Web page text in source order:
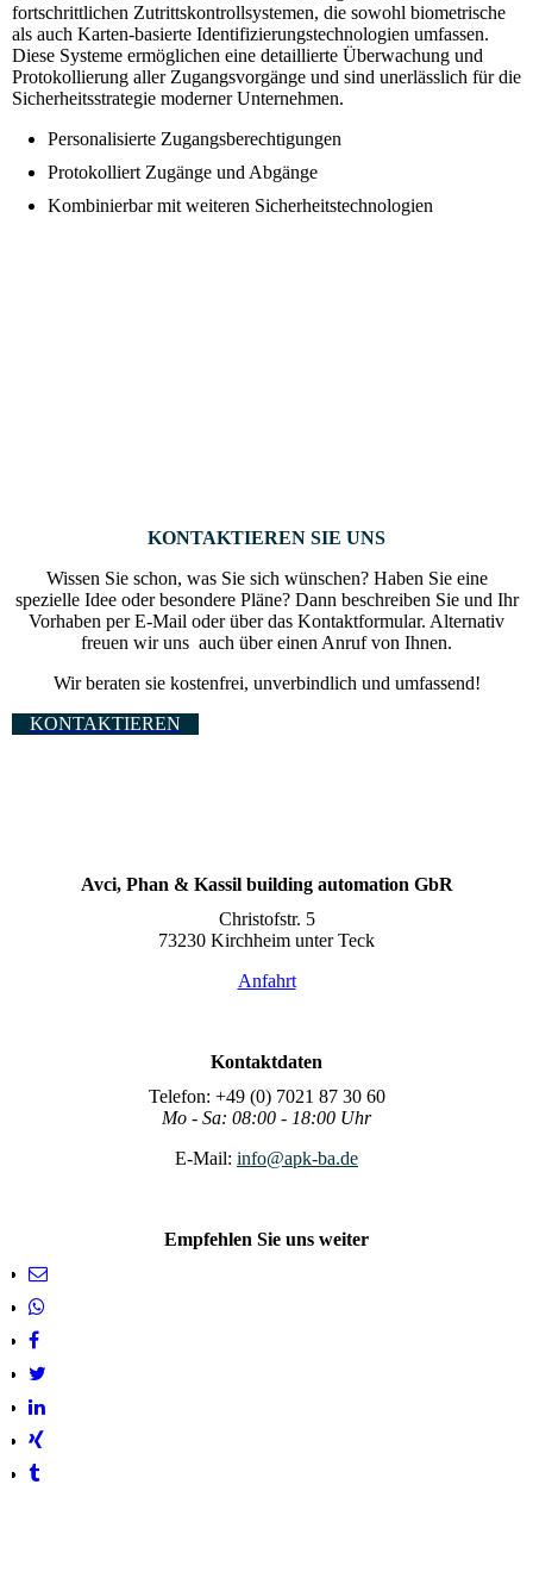
fortschrittlichen Zutrittskontrollsystemen, die sowohl biometrische
als auch Karten-basierte Identifizierungstechnologien umfassen.
Diese Systeme ermöglichen eine detaillierte Überwachung und
Protokollierung aller Zugangsvorgänge und sind unerlässlich für die
Sicherheitsstrategie moderner Unternehmen.
Personalisierte Zugangsberechtigungen
Protokolliert Zugänge und Abgänge
Kombinierbar mit weiteren Sicherheitstechnologien
KONTAKTIEREN SIE UNS
Wissen Sie schon, was Sie sich wünschen? Haben Sie eine
spezielle Idee oder besondere Pläne? Dann beschreiben Sie und Ihr
Vorhaben per E-Mail oder über das Kontaktformular. Alternativ
freuen wir uns auch über einen Anruf von Ihnen.
Wir beraten sie kostenfrei, unverbindlich und umfassend!
KONTAKTIEREN
Avci, Phan & Kassil building automation GbR
Christofstr. 5
73230 Kirchheim unter Teck
Anfahrt
Kontaktdaten
Telefon: +49 (0) 7021 87 30 60
Mo - Sa: 08:00 - 18:00 Uhr
E-Mail: info@apk-ba.de
Empfehlen Sie uns weiter